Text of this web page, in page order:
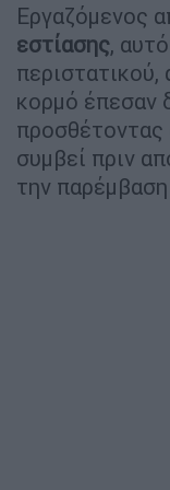
Εργαζόμενος
εστίασης,
περιστατικού,
κορμό έπεσαν
προσθέτοντας
συμβεί πριν
την